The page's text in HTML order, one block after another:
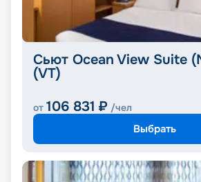
Сьют Ocean View Suite
(VT)
от 106 831 ₽ /чел
Выбрать